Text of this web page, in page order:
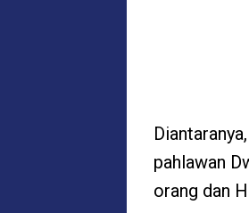
pahlawan
orang dan